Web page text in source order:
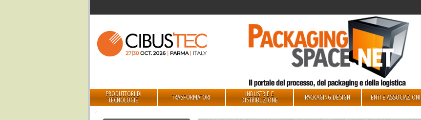
PRODUTTORI DI
TECNOLOGIE TRASFORMATORI INDUSTRIE E
DISTRIBUZIONE PACKAGING DESIGN ENTI E ASSOCIAZIONI